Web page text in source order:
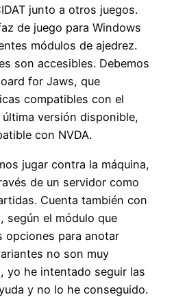
junto a otros juegos.
de juego para Windows
módulos de ajedrez.
son accesibles. Debemos
for Jaws, que
compatibles con el
versión disponible,
con NVDA.
jugar contra la máquina,
de un servidor como
Cuenta también con
según el módulo que
opciones para anotar
no son muy
yo he intentado seguir las
y no lo he conseguido.